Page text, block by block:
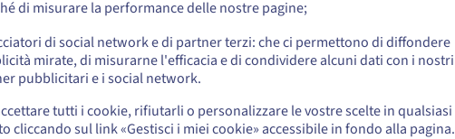
quantistica
l’informatica quantistica
a una piattaforma
simula, testa ed esegui
su emulatori e QPU in
semplicità.
Identity, Security &
Proteggi, gestisci e monitora i
sul sito web attuale
Seleziona un altro sito web
di misurare la performance delle nostre pagine;
di social network e di partner terzi: che ci permettono di diffondere
mirate, di misurarne l'efficacia e di condividere alcuni dati con i nostri
pubblicitari e i social network.
tutti i cookie, rifiutarli o personalizzare le vostre scelte in qualsiasi
cliccando sul link «Gestisci i miei cookie» accessibile in fondo alla pagina.